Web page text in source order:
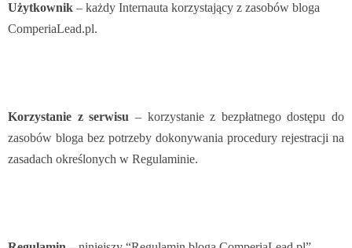
Użytkownik – każdy Internauta korzystający z zasobów bloga
ComperiaLead.pl.
Korzystanie z serwisu – korzystanie z bezpłatnego dostępu do
zasobów bloga bez potrzeby dokonywania procedury rejestracji na
zasadach określonych w Regulaminie.